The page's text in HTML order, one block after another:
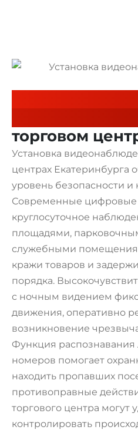
торговом
Установка
центрах Екатеринбурга
уровень безопасности
Современные цифровые
круглосуточное
площадями,
служебными
кражи товаров и
порядка.
с ночным видением
движения, оперативно
возникновение
Функция
номеров помогает
находить пропавших
противоправные
торгового центра могут
контролировать